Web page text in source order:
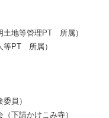
地等管理PT 所属）
等PT 所属）
員）
下請かけこみ寺）